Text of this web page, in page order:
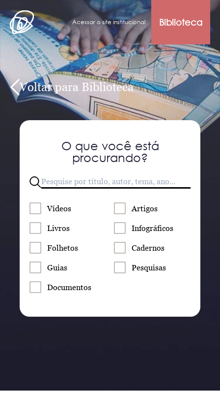
Acessar o site institucional Biblioteca
Voltar para Biblioteca
O que você está
procurando?
Vídeos Artigos
Livros Infográficos
Folhetos Cadernos
Guias Pesquisas
Documentos